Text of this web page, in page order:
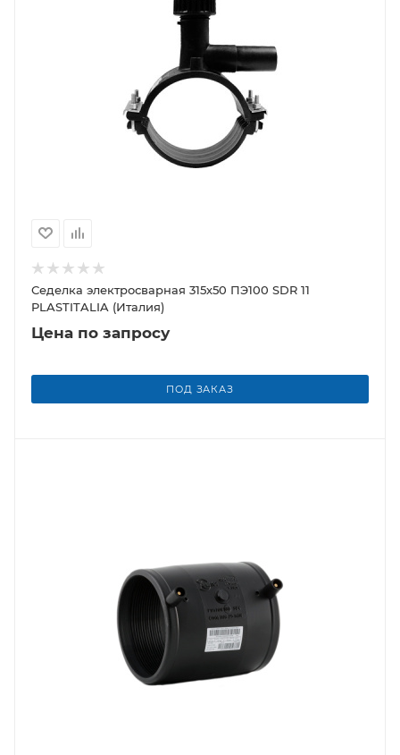
Седелка электросварная 315х50 ПЭ100 SDR 11
PLASTITALIA (Италия)
Цена по запросу
ПОД ЗАКАЗ